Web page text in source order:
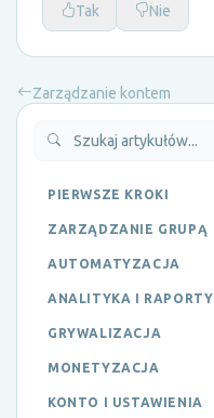
Tak Nie
Zarządzanie kontem
PIERWSZE KROKI
ZARZĄDZANIE GRUPĄ
AUTOMATYZACJA
ANALITYKA I RAPORTY
GRYWALIZACJA
MONETYZACJA
KONTO I USTAWIENIA